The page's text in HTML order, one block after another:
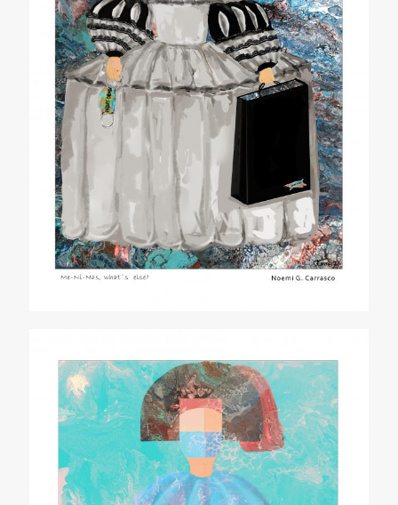
Menina 1